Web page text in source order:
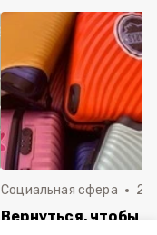
Социальная сфера 20
Вернуться, чтобы